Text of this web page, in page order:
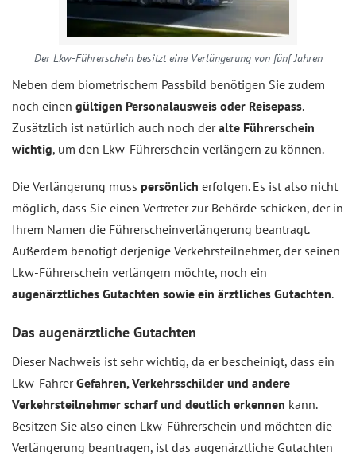
Der Lkw-Führerschein besitzt eine Verlängerung von fünf Jahren
Neben dem biometrischem Passbild benötigen Sie zudem
noch einen gültigen Personalausweis oder Reisepass.
Zusätzlich ist natürlich auch noch deralte Führerschein
wichtig, um den Lkw-Führerschein verlängern zu können.
Die Verlängerung muss persönlich erfolgen. Es ist also nicht
möglich, dass Sie einen Vertreter zur Behörde schicken, der in
Ihrem Namen die Führerscheinverlängerung beantragt.
Außerdem benötigt derjenige Verkehrsteilnehmer, der seinen
Lkw-Führerschein verlängern möchte, noch ein
augenärztliches Gutachten sowie ein ärztliches Gutachten.
Das augenärztliche Gutachten
Dieser Nachweis ist sehr wichtig, da er bescheinigt, dass ein
Lkw-FahrerGefahren, Verkehrsschilder und andere
Verkehrsteilnehmer scharf und deutlich erkennen kann.
Besitzen Sie also einen Lkw-Führerschein und möchten die
Verlängerung beantragen, ist das augenärztliche Gutachten